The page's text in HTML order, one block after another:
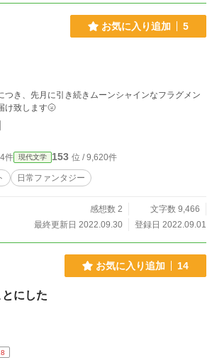
お気に入り追加 5
き、先月に引き続きムーンシャインなフラグメン
け致します🌝
件 現代文学 153 位 / 9,620件
日常ファンタジー
感想数 2
文字数 9,466
最終更新日 2022.09.30
登録日 2022.09.01
お気に入り追加 14
にした